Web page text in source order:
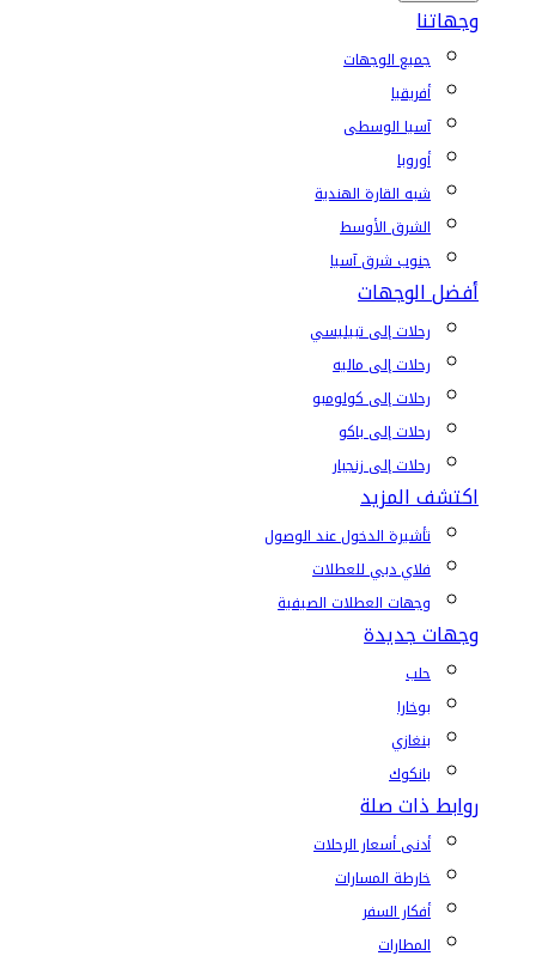
وجهاتنا
جميع الوجهات
أفريقيا
آسيا الوسطى
أوروبا
شبه القارة الهندية
الشرق الأوسط
جنوب شرق آسيا
أفضل الوجهات
رحلات إلى تبيليسي
رحلات إلى ماليه
رحلات إلى كولومبو
رحلات إلى باكو
رحلات إلى زنجبار
اكتشف المزيد
تأشيرة الدخول عند الوصول
فلاي دبي للعطلات
وجهات العطلات الصيفية
وجهات جديدة
حلب
بوخارا
بنغازي
بانكوك
روابط ذات صلة
أدنى أسعار الرحلات
خارطة المسارات
أفكار السفر
المطارات